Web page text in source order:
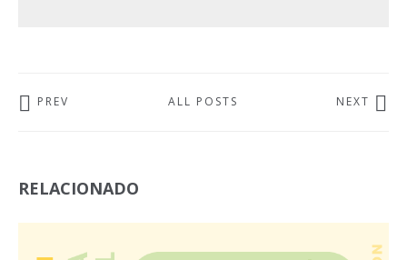
PREV ALL POSTS NEXT
RELACIONADO